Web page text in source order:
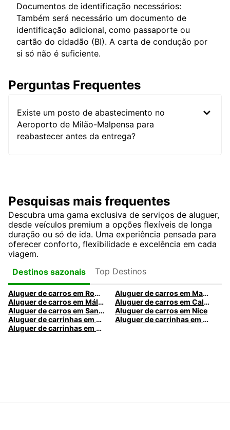
Documentos de identificação necessários:
Também será necessário um documento de
identificação adicional, como passaporte ou
cartão do cidadão (BI). A carta de condução por
si só não é suficiente.
Perguntas Frequentes
Existe um posto de abastecimento no
Aeroporto de Milão-Malpensa para
reabastecer antes da entrega?
Pesquisas mais frequentes
Descubra uma gama exclusiva de serviços de aluguer,
desde veículos premium a opções flexíveis de longa
duração ou só de ida. Uma experiência pensada para
oferecer conforto, flexibilidade e excelência em cada
viagem.
Destinos sazonais
Top Destinos
Aluguer de carros em Roma
Aluguer de carros em Madrid
Aluguer de carros em Málaga
Aluguer de carros em Caldas da Rainha
Aluguer de carros em Santa Maria da Feira
Aluguer de carros em Nice
Aluguer de carrinhas em Nice
Aluguer de carrinhas em Santa Maria da Feira
Aluguer de carrinhas em Caldas da Rainha